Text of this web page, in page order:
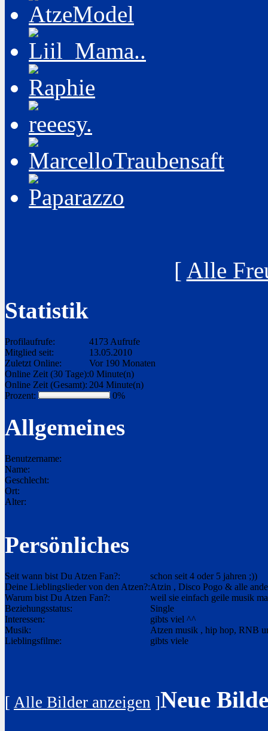
[ Alle
Statistik
Profilaufrufe:
4173 Aufrufe
Mitglied seit:
13.05.2010
Zuletzt Online:
Vor 190 Monaten
Online Zeit (30 Tage):0 Minute(n)
Online Zeit (Gesamt): 204 Minute(n)
Prozent:
0%
Allgemeines
Benutzername:
Name:
Geschlecht:
Ort:
Alter:
Persönliches
Seit wann bist Du Atzen Fan?:
schon seit 4 oder 5 jahren ;))
Deine Lieblingslieder von den Atzen?:Atzin , Disco Pogo & alle
Warum bist Du Atzen Fan?:
weil sie einfach geile musik
Beziehungsstatus:
Single
Interessen:
gibts viel ^^
Musik:
Atzen musik , hip hop, RNB
Lieblingsfilme:
gibts viele
[ Alle Bilder anzeigen ]Neue